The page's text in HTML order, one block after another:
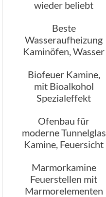
wieder beliebt
Beste
Wasseraufheizung
Kaminöfen, Wasser
Biofeuer Kamine,
mit Bioalkohol
Spezialeffekt
Ofenbau für
moderne Tunnelglas
Kamine, Feuersicht
Marmorkamine
Feuerstellen mit
Marmorelementen